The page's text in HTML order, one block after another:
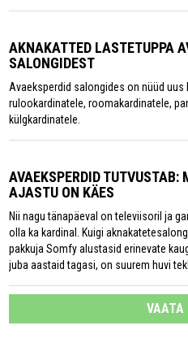
AKNAKATTED LASTETUPPA
SALONGIDEST
Avaeksperdid salongides on nüüd
rulookardinatele, roomakardinatele,
külgkardinatele.
AVAEKSPERDID TUTVUSTAB:
AJASTU ON KÄES
Nii nagu tänapäeval on televiisoril ja
olla ka kardinal. Kuigi
pakkuja Somfy alustasid erinevate
juba aastaid tagasi, on suurem huvi
VAATA